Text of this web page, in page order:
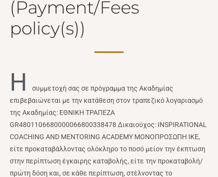
(Payment/Fees
policy(s))
Η
συμμετοχή σας σε πρόγραμμα της Ακαδημίας
επιβεβαιώνεται με την κατάθεση στον τραπεζικό λογαριασμό
της Ακαδημίας: ΕΘΝΙΚΗ ΤΡΑΠΕΖΑ
GR4801106680000066800338478 Δικαιούχος: INSPIRATIONAL
COACHING AND MENTORING ACADEMY ΜΟΝΟΠΡΟΣΩΠΗ ΙΚΕ,
είτε προκαταβάλλοντας ολόκληρο το ποσό μείον την έκπτωση
στην περίπτωση έγκαιρης καταβολής, είτε την προκαταβολή/
πρώτη δόση και, σε κάθε περίπτωση, στέλνοντας το